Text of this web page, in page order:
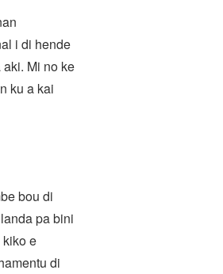
i di hende
Mi no ke
ku a kai
bou di
pa bini
kiko e
di